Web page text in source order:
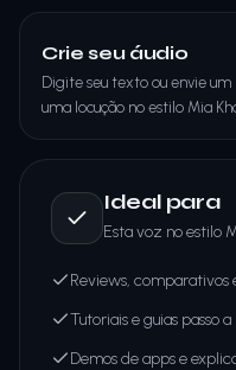
Crie seu áudio
Digite seu texto ou envie
uma locução no estilo Mia
Ideal para
Esta voz no estilo
Reviews, comparativos
Tutoriais e guias passo a
Demos de apps e